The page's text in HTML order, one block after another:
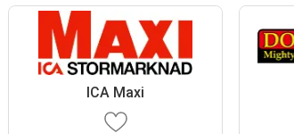
ICA Maxi